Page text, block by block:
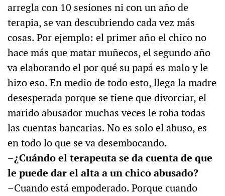
arregla con 10 sesiones ni con un año de
terapia, se van descubriendo cada vez más
cosas. Por ejemplo: el primer año el chico no
hace más que matar muñecos, el segundo año
va elaborando el por qué su papá es malo y le
hizo eso. En medio de todo esto, llega la madre
desesperada porque se tiene que divorciar, el
marido abusador muchas veces le roba todas
las cuentas bancarias. No es solo el abuso, es
en todo lo que se va desembocando.
–¿Cuándo el terapeuta se da cuenta de que
le puede dar el alta a un chico abusado?
–Cuando está empoderado. Porque cuando